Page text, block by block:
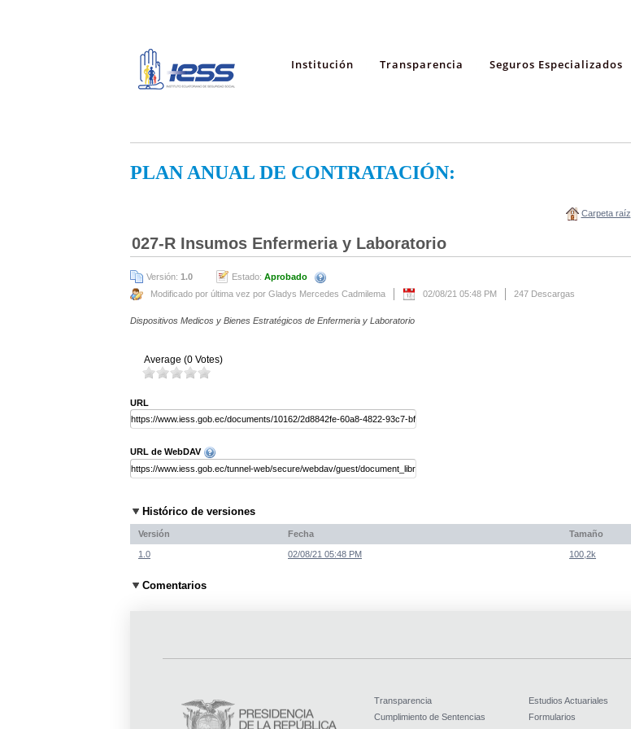
Institución Transparencia Seguros Especializados
PLAN ANUAL DE CONTRATACIÓN:
Carpeta raíz
027-R Insumos Enfermeria y Laboratorio
Versión: 1.0 Estado: Aprobado
Modificado por última vez por Gladys Mercedes Cadmilema
02/08/21 05:48 PM 247 Descargas
Dispositivos Medicos y Bienes Estratégicos de Enfermeria y Laboratorio
Average (0 Votes)
URL
URL de WebDAV
Histórico de versiones
Versión Fecha Tamaño
1.0 02/08/21 05:48 PM 100,2k
Comentarios
Transparencia
Cumplimiento de Sentencias
Estudios Actuariales
Formularios